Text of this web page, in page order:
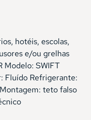
hotéis, escolas,
e/ou grelhas
Modelo: SWIFT
Fluído Refrigerante:
teto falso